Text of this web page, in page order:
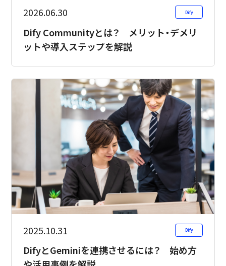
2026.06.30 Dify
Dify Communityとは？ メリット・デメリ
ットや導入ステップを解説
2025.10.31 Dify
DifyとGeminiを連携させるには？ 始め方